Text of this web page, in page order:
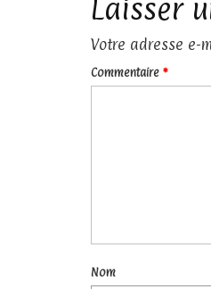
Laisser
Votre adresse e-
Commentaire *
Nom